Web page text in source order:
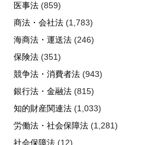
医事法(859)
商法・会社法(1,783)
海商法・運送法(246)
保険法(351)
競争法・消費者法(943)
銀行法・金融法(815)
知的財産関連法(1,033)
労働法・社会保障法(1,281)
社会保障法(12)